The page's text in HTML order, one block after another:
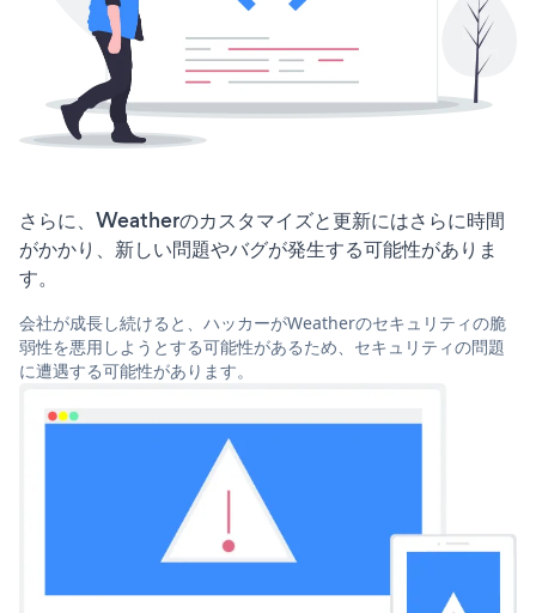
さらに、Weatherのカスタマイズと更新にはさらに時間
がかかり、新しい問題やバグが発生する可能性がありま
す。
会社が成長し続けると、ハッカーがWeatherのセキュリティの脆
弱性を悪用しようとする可能性があるため、セキュリティの問題
に遭遇する可能性があります。